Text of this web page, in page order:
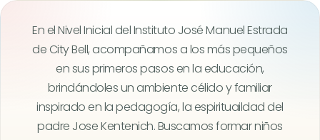
En el Nivel Inicial del Instituto José Manuel Estrada
de City Bell, acompañamos a los más pequeños
en sus primeros pasos en la educación,
brindándoles un ambiente célido y familiar
inspirado en la pedagogía, la espirituaildad del
padre Jose Kentenich. Buscamos formar niños